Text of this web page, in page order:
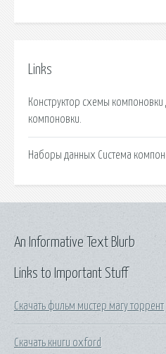
Links
Конструктор схемы
компоновки.
Наборы данных Система
Links to Important Stuff
Скачать фильм мистер магу торрент
Скачать книги oxford
An Informative Text Blurb